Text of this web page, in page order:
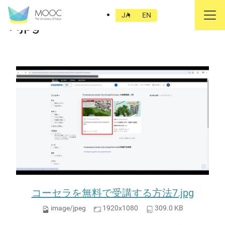
JA EN
コーセラを無料で受講する方法
7.jpg
コーセラを無料で受講する方法7.jpg
image/jpeg 1920x1080 309.0 KB